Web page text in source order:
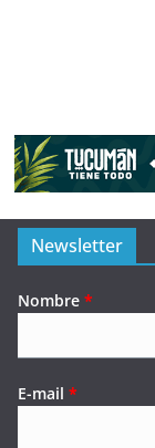
Newsletter
Nombre *
E-mail *